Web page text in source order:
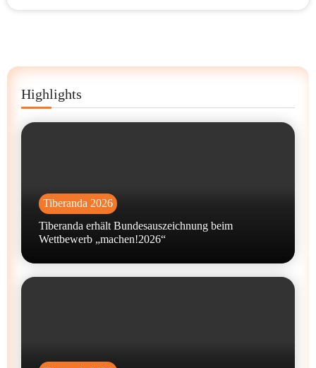
Highlights
Tiberanda 2026
Tiberanda erhält Bundesauszeichnung beim
Wettbewerb „machen!2026“